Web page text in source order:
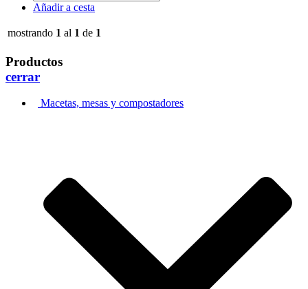
Añadir a cesta
mostrando 1 al 1 de 1
Productos
cerrar
Macetas, mesas y compostadores